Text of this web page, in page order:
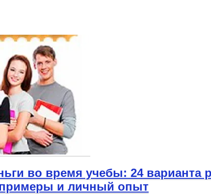
во время учебы: 24 варианта
примеры и личный опыт